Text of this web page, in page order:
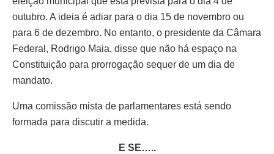
outubro. A ideia é adiar para o dia 15 de novembro ou
para 6 de dezembro. No entanto, o presidente da Câmara
Federal, Rodrigo Maia, disse que não há espaço na
Constituição para prorrogação sequer de um dia de
mandato.
Uma comissão mista de parlamentares está sendo
formada para discutir a medida.
E SE…..